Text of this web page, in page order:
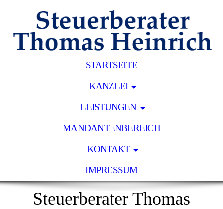
STARTSEITE
KANZLEI
LEISTUNGEN
MANDANTENBEREICH
KONTAKT
IMPRESSUM
Steuerberater Thomas